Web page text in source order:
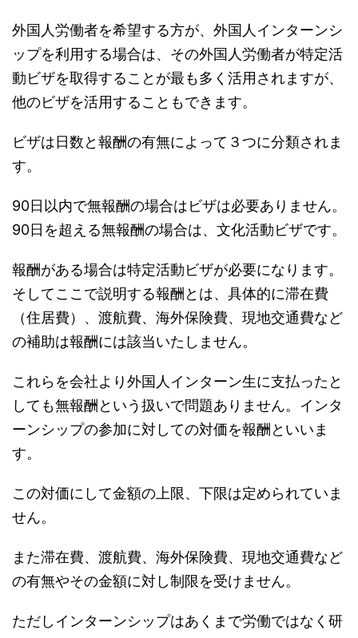
外国人労働者を希望する方が、外国人インターンシ
ップを利用する場合は、その外国人労働者が特定活
動ビザを取得することが最も多く活用されますが、
他のビザを活用することもできます。
ビザは日数と報酬の有無によって３つに分類されま
す。
90日以内で無報酬の場合はビザは必要ありません。
90日を超える無報酬の場合は、文化活動ビザです。
報酬がある場合は特定活動ビザが必要になります。
そしてここで説明する報酬とは、具体的に滞在費
（住居費）、渡航費、海外保険費、現地交通費など
の補助は報酬には該当いたしません。
これらを会社より外国人インターン生に支払ったと
しても無報酬という扱いで問題ありません。インタ
ーンシップの参加に対しての対価を報酬といいま
す。
この対価にして金額の上限、下限は定められていま
せん。
また滞在費、渡航費、海外保険費、現地交通費など
の有無やその金額に対し制限を受けません。
ただしインターンシップはあくまで労働ではなく研